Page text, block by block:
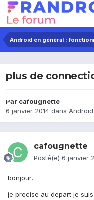
Android en général :
plus de
Par cafougnette
6 janvier 2014 dans
cafougnette
Posté(e) 6 janvier
bonjour,
je precise au depart je